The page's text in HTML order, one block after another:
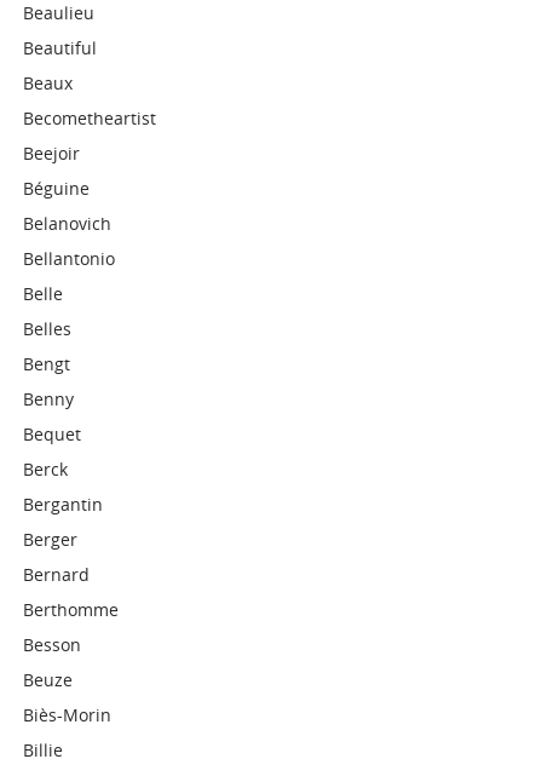
Beaulieu
Beautiful
Beaux
Becometheartist
Beejoir
Béguine
Belanovich
Bellantonio
Belle
Belles
Bengt
Benny
Bequet
Berck
Bergantin
Berger
Bernard
Berthomme
Besson
Beuze
Biès-Morin
Billie